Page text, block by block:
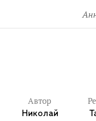
Автор
Николай